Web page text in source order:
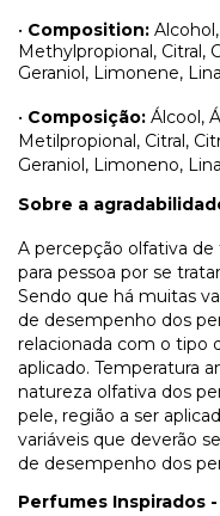
• Composition:
Methylpropional, Citral,
Geraniol, Limonene,
• Composição: Álcool,
Metilpropional, Citral,
Geraniol, Limoneno,
Sobre a
A percepção olfativa de
para pessoa por se
Sendo que há muitas
de desempenho dos
relacionada com o tipo
aplicado. Temperatura
natureza olfativa dos
pele, região a ser
variáveis que deverão
de desempenho dos
Perfumes Inspirados